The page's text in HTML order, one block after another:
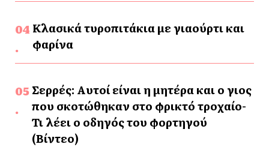
Κλασικά τυροπιτάκια με γιαούρτι και
φαρίνα
Σερρές: Αυτοί είναι η μητέρα και ο γιος
που σκοτώθηκαν στο φρικτό τροχαίο-
Τι λέει ο οδηγός του φορτηγού
(Βίντεο)